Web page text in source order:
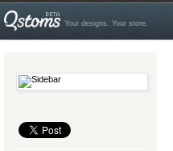
Your designs. Your store.